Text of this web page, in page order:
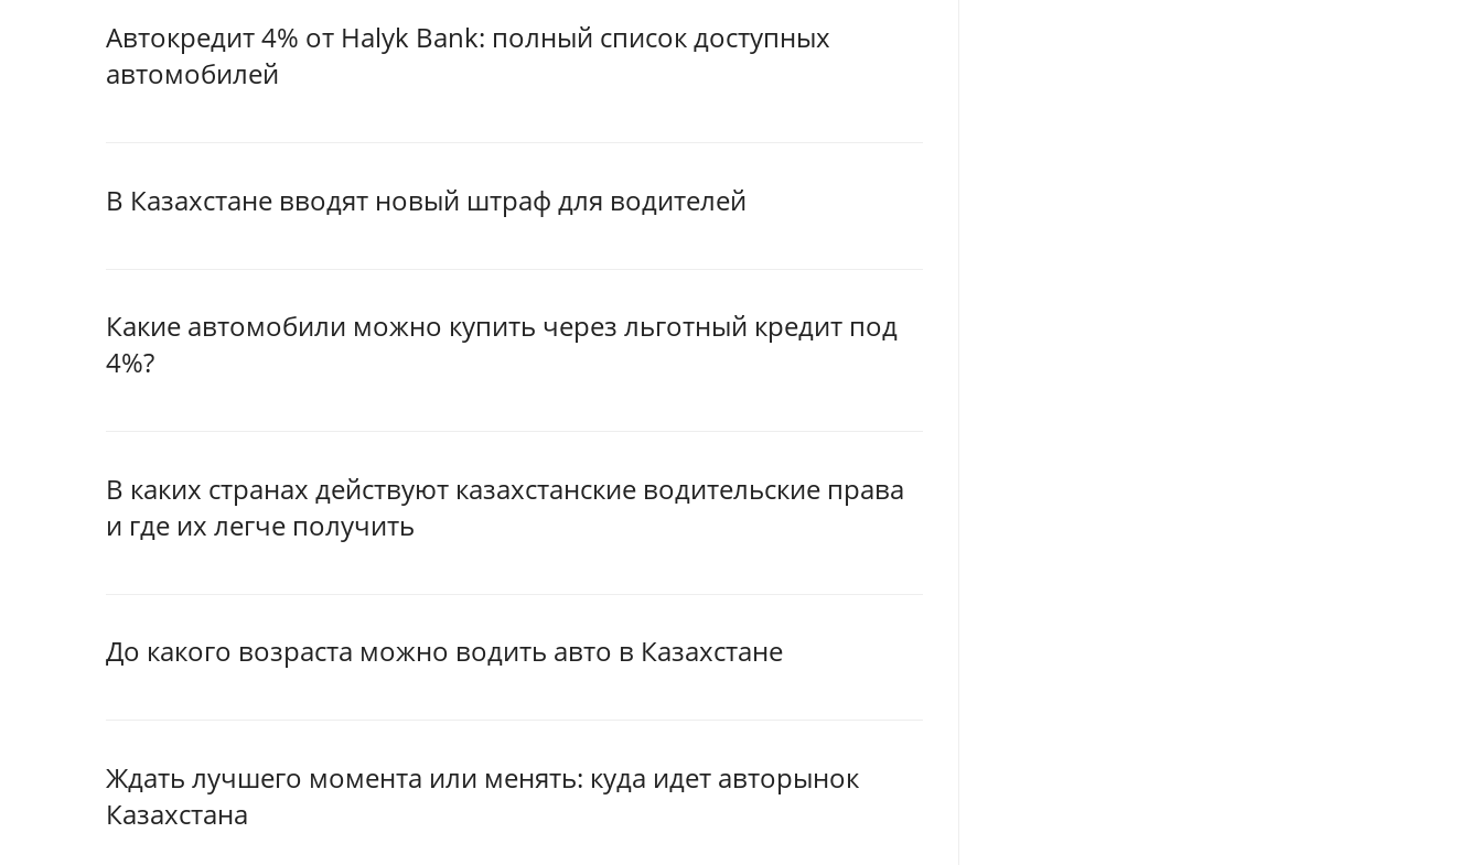
Автокредит 4% от Halyk Bank: полный список доступных
автомобилей
В Казахстане вводят новый штраф для водителей
Какие автомобили можно купить через льготный кредит под
4%?
В каких странах действуют казахстанские водительские права
и где их легче получить
До какого возраста можно водить авто в Казахстане
Ждать лучшего момента или менять: куда идет авторынок
Казахстана